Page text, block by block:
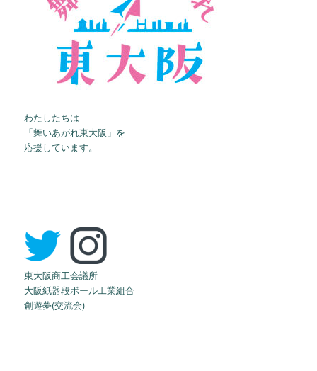
わたしたちは
「舞いあがれ東大阪」を
応援しています。
東大阪商工会議所
大阪紙器段ボール工業組合
創遊夢(交流会)